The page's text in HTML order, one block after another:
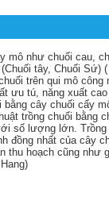
mô như chuối cau,
tây, Chuối Sứ)
trên qui mô công
ưu tú, năng xuất
bằng cây chuối cấy
trồng chuối bằng
số lượng lớn.
đồng nhất của cây
hoạch cũng như